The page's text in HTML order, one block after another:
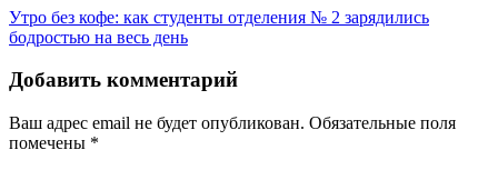
Утро без кофе: как студенты отделения № 2 зарядились
бодростью на весь день
Добавить комментарий
Ваш адрес email не будет опубликован. Обязательные поля
помечены *